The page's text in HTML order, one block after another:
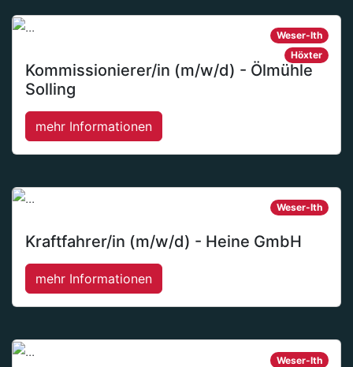
Kommissionierer/in (m/w/d) - Ölmühle
Solling
Weser-Ith
Höxter
mehr Informationen
Kraftfahrer/in (m/w/d) - Heine GmbH
Weser-Ith
mehr Informationen
Weser-Ith